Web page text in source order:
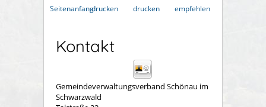
Seitenanfangdrucken
drucken
empfehlen
Kontakt
Gemeindeverwaltungsverband Schönau im
Schwarzwald